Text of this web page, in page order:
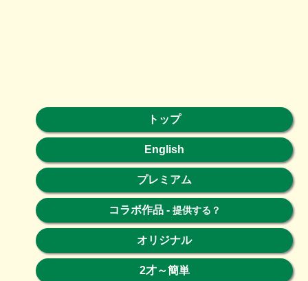
トップ
English
プレミアム
コラボ作品- 提供する？
オリジナル
2才～簡単